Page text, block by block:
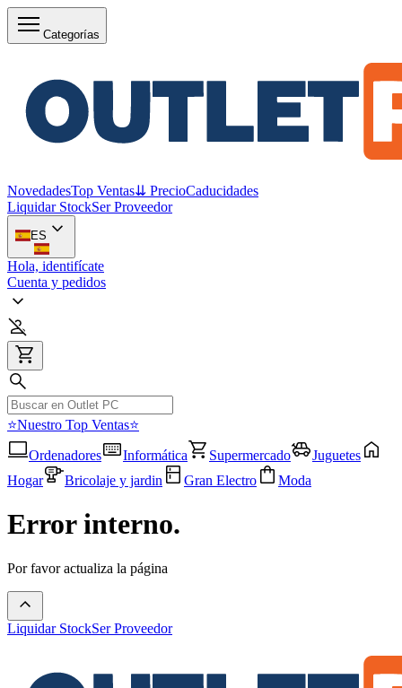
Categorías
NovedadesTop Ventas⇊ PrecioCaducidades
Liquidar StockSer Proveedor
ES
Hola, identifícate
Cuenta y pedidos
⭐Nuestro Top Ventas⭐
Ordenadores
Informática Supermercado
Juguetes
Hogar
Bricolaje y jardin Gran Electro Moda
Error interno.
Por favor actualiza la página
Liquidar StockSer Proveedor